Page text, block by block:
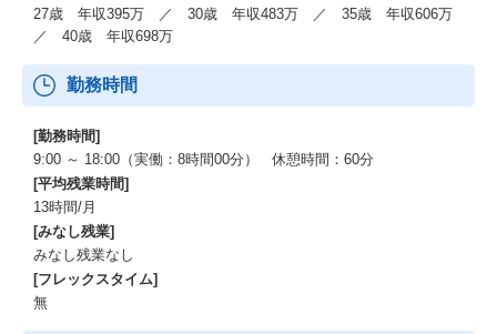
27歳 年収395万 ／ 30歳 年収483万 ／ 35歳 年収606万
／ 40歳 年収698万
勤務時間
[勤務時間]
9:00 ～ 18:00（実働：8時間00分） 休憩時間：60分
[平均残業時間]
13時間/月
[みなし残業]
みなし残業なし
[フレックスタイム]
無